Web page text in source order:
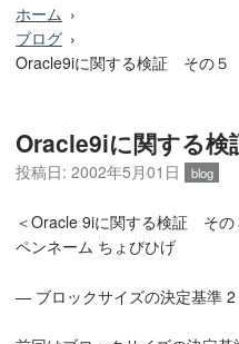
ホーム
ブログ
Oracle9iに関する検証 その５
Oracle9iに関する
投稿日: 2002年5月01日 blog
＜Oracle 9iに関する検証 その
ペンネーム ちょびひげ
— ブロックサイズの決定基準 2